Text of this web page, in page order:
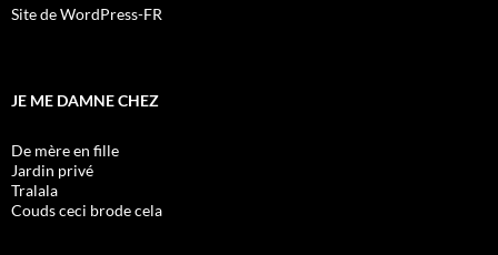
Site de WordPress-FR
JE ME DAMNE CHEZ
De mère en fille
Jardin privé
Tralala
Couds ceci brode cela